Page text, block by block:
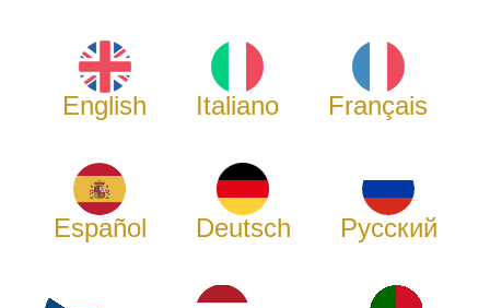
English Italiano Français
Español Deutsch Русский